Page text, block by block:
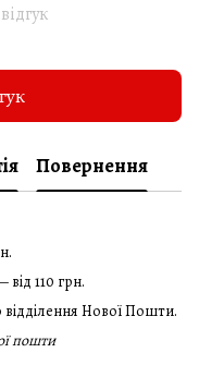
Повернення
110 грн.
відділення Нової Пошти.
пошти